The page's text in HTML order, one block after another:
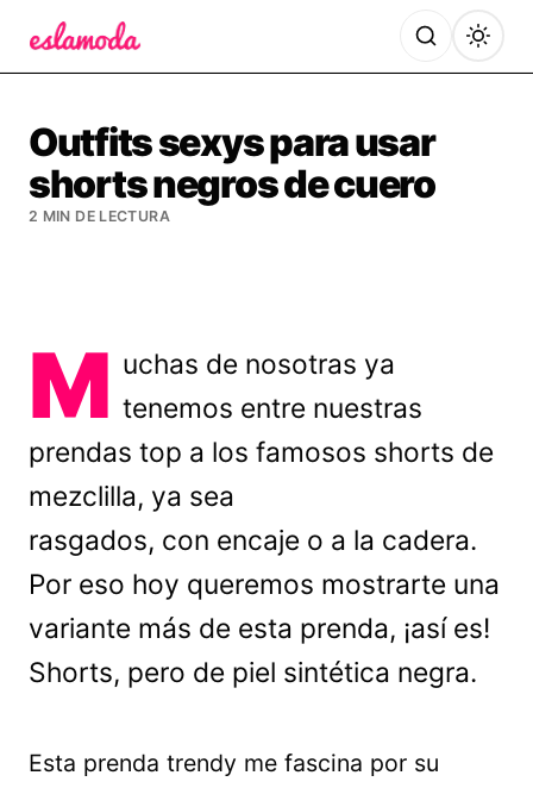
Outfits sexys para usar
shorts negros de cuero
2 MIN DE LECTURA
M uchas de nosotras ya
tenemos entre nuestras
prendas top a los famosos shorts de
mezclilla, ya sea
rasgados, con encaje o a la cadera.
Por eso hoy queremos mostrarte una
variante más de esta prenda, ¡así es!
Shorts, pero de piel sintética negra.
Esta prenda trendy me fascina por su